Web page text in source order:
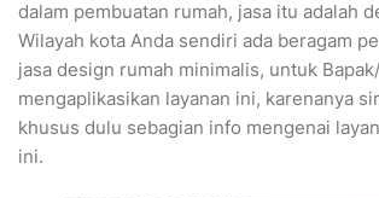
dalam pembuatan rumah, jasa itu adalah
Wilayah kota Anda sendiri ada beragam
jasa design rumah minimalis, untuk
mengaplikasikan layanan ini, karenanya
khusus dulu sebagian info mengenai
ini.